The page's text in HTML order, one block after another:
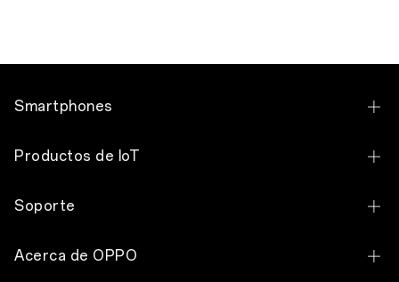
Smartphones
OPPO Reno13 F 5G
OPPO Reno10 5G
OPPO A6x 5G
Productos de IoT
OPPO Enco Buds3 Pro
Soporte
Contacto
Acerca de OPPO